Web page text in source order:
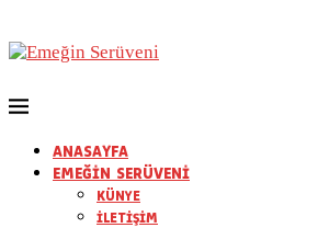
ANASAYFA
EMEĞİN SERÜVENİ
KÜNYE
İLETİŞİM